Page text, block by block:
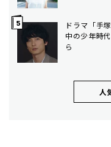
ドラマ「手
中の少年時
ら
人